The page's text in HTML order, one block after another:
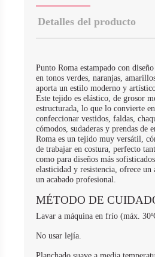
Detalles del producto
Punto Roma estampado con
en tonos verdes, naranjas,
aporta un estilo moderno y
Este tejido es elástico, de grosor
estructurada, lo que lo convierte
confeccionar vestidos, faldas,
cómodos, sudaderas y prendas de
Roma es un tejido muy versátil,
de trabajar en costura, perfecto
como para diseños más
elasticidad y resistencia, ofrece un
un acabado profesional.
MÉTODO DE
Lavar a máquina en frío (máx.
No usar lejía.
Planchado suave a media